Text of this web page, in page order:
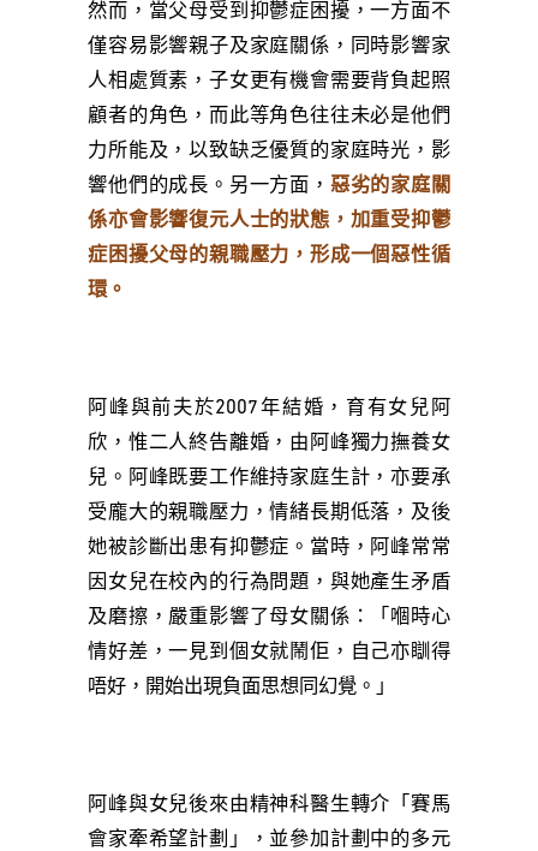
然而，當父母受到抑鬱症困擾，一方面不
僅容易影響親子及家庭關係，同時影響家
人相處質素，子女更有機會需要背負起照
顧者的角色，而此等角色往往未必是他們
力所能及，以致缺乏優質的家庭時光，影
響他們的成長。另一方面， 惡劣的家庭關
係亦會影響復元人士的狀態，加重受抑鬱
症困擾父母的親職壓力，形成一個惡性循
環。
阿峰與前夫於2007年結婚，育有女兒阿
欣，惟二人終告離婚，由阿峰獨力撫養女
兒。阿峰既要工作維持家庭生計，亦要承
受龐大的親職壓力，情緒長期低落，及後
她被診斷出患有抑鬱症。當時，阿峰常常
因女兒在校內的行為問題，與她產生矛盾
及磨擦，嚴重影響了母女關係：「嗰時心
情好差，一見到個女就鬧佢，自己亦瞓得
唔好，開始出現負面思想同幻覺。」
阿峰與女兒後來由精神科醫生轉介「賽馬
會家牽希望計劃」，並參加計劃中的多元